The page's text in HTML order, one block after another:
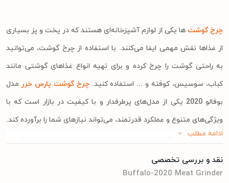
چرخ گوشت ‌ها یکی از لوازم آشپزخانه‌ای هستند که در پخت و پز بسیاری
از غذاها نقش مهمی ایفا می‌کنند. با استفاده از چرخ گوشت، می‌توانید
به راحتی گوشت را چرخ کرده و برای تهیه انواع غذاهای گوشتی مانند
کباب، سوسیس، کوفته و ... استفاده کنید.چرخ گوشت پارس خزر مدل
بوفالو 2020 یکی از مدل‌های پرطرفدار و با کیفیت در بازار است که با
ویژگی‌های متنوع و عملکرد قدرتمند، می‌تواند نیازهای شما را برآورده کند.
مشخصات چرخ گوشت پارس خزر مدل بوفالو Buffalo | 2020
گوشت در بازار ایران است. این دستگاه با طراحی کاربردی و قدرتمند، کار
ادامه مطلب
نقد و بررسی تخصصی
Buffalo-2020 Meat Grinder